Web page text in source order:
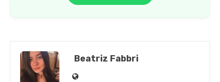
Beatriz Fabbri
Site